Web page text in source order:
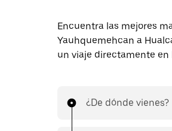
Encuentra las mejores
Yauhquemehcan a
un viaje directamente
¿De dónde vienes?